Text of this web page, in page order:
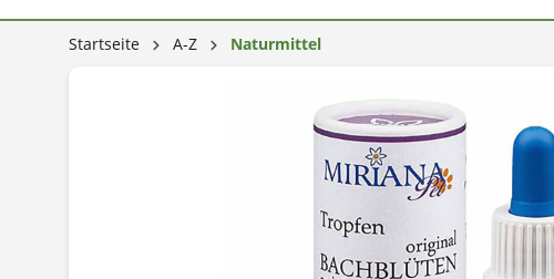
Startseite A-Z Naturmittel